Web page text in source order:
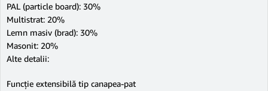
PAL (particle board): 30%
Multistrat: 20%
Lemn masiv (brad): 30%
Masonit: 20%
Alte detalii:
Funcție extensibilă tip canapea-pat